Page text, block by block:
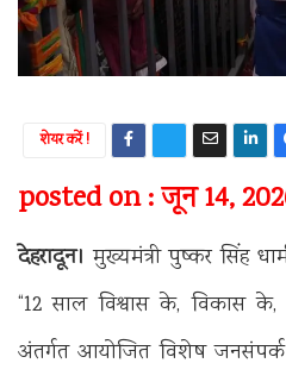
शेयर करें !
posted on : जून 14, 2026
देहरादून। मुख्यमंत्री पुष्कर सिंह
“12 साल विश्वास के, विकास
अंतर्गत आयोजित विशेष